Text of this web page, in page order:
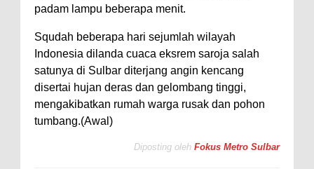
padam lampu beberapa menit.
Squdah beberapa hari sejumlah wilayah
Indonesia dilanda cuaca eksrem saroja salah
satunya di Sulbar diterjang angin kencang
disertai hujan deras dan gelombang tinggi,
mengakibatkan rumah warga rusak dan pohon
tumbang.(Awal)
Diposting oleh Fokus Metro Sulbar